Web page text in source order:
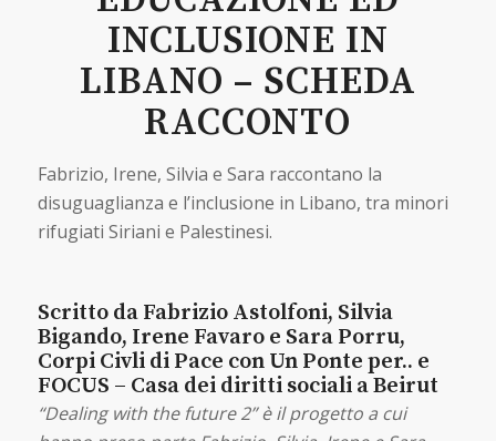
INCLUSIONE IN
LIBANO – SCHEDA
RACCONTO
Fabrizio, Irene, Silvia e Sara raccontano la
disuguaglianza e l’inclusione in Libano, tra minori
rifugiati Siriani e Palestinesi.
Scritto da Fabrizio Astolfoni, Silvia
Bigando, Irene Favaro e Sara Porru,
Corpi Civli di Pace con Un Ponte per.. e
FOCUS – Casa dei diritti sociali a Beirut
“Dealing with the future 2” è il progetto a cui